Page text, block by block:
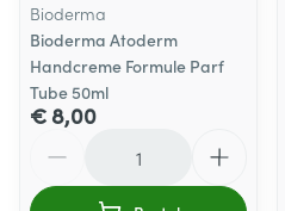
Bioderma
Bioderma Atoderm
Handcreme Formule Parf
Tube 50ml
€ 8,00